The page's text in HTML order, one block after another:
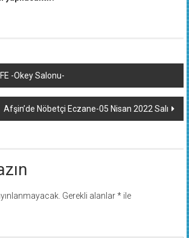
-Okey Salonu-
Afşin’de Nöbetçi Eczane-05 Nisan 2022 Salı
Gerekli alanlar*ile